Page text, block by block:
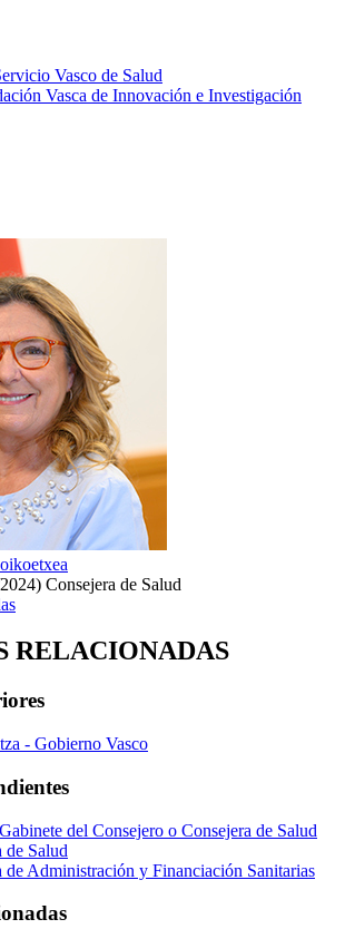
Vasco de Salud
Vasca de Innovación e Investigación
Consejera de Salud
RELACIONADAS
- Gobierno Vasco
del Consejero o Consejera de Salud
de Salud
de Administración y Financiación Sanitarias